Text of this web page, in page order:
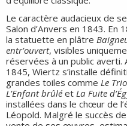
Le caractère audacieux de
Salon d’Anvers en 1843. En
la statuette en plâtre
entr’ouvert, visibles
réservées à un public
1845, Wiertz s’installe
grandes toiles comme Le
L’Enfant brûlé et La Fuite
installées dans le chœur de
Léopold. Malgré le succès